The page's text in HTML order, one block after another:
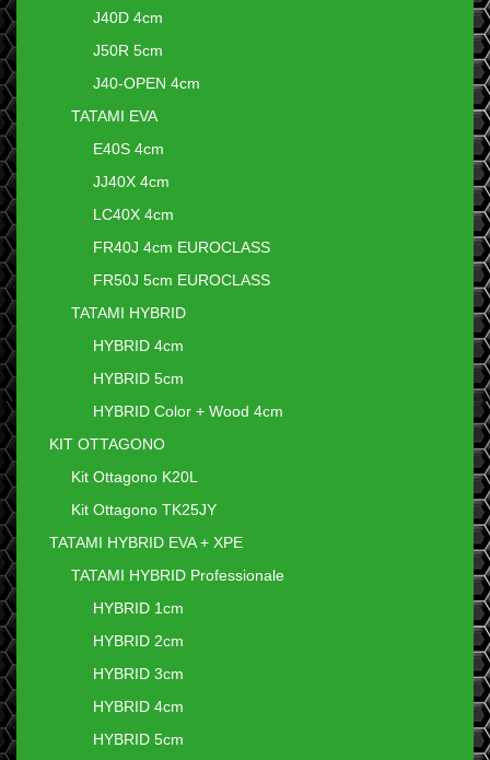
J40D 4cm
J50R 5cm
J40-OPEN 4cm
TATAMI EVA
E40S 4cm
JJ40X 4cm
LC40X 4cm
FR40J 4cm EUROCLASS
FR50J 5cm EUROCLASS
TATAMI HYBRID
HYBRID 4cm
HYBRID 5cm
HYBRID Color + Wood 4cm
KIT OTTAGONO
Kit Ottagono K20L
Kit Ottagono TK25JY
TATAMI HYBRID EVA + XPE
TATAMI HYBRID Professionale
HYBRID 1cm
HYBRID 2cm
HYBRID 3cm
HYBRID 4cm
HYBRID 5cm